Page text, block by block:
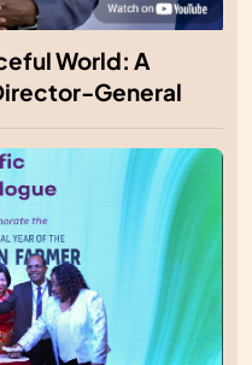
World: A
General